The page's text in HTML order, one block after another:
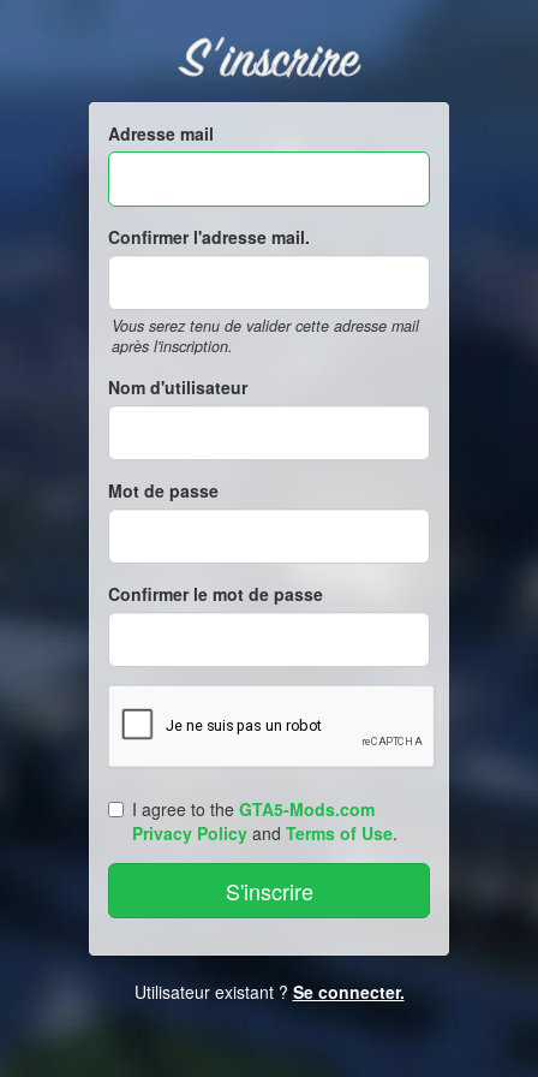
S'inscrire
Adresse mail
Confirmer l'adresse mail.
Vous serez tenu de valider cette adresse mail
après l'inscription.
Nom d'utilisateur
Mot de passe
Confirmer le mot de passe
I agree to the GTA5-Mods.com
Privacy Policy and Terms of Use.
Utilisateur existant ? Se connecter.